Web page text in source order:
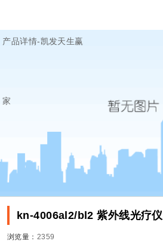
产品详情-凯发天生赢
家
kn-4006al2/bl2 紫外线光疗仪
浏览量： 2359